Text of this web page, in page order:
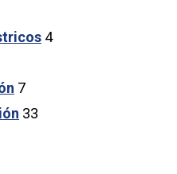
4
7
33